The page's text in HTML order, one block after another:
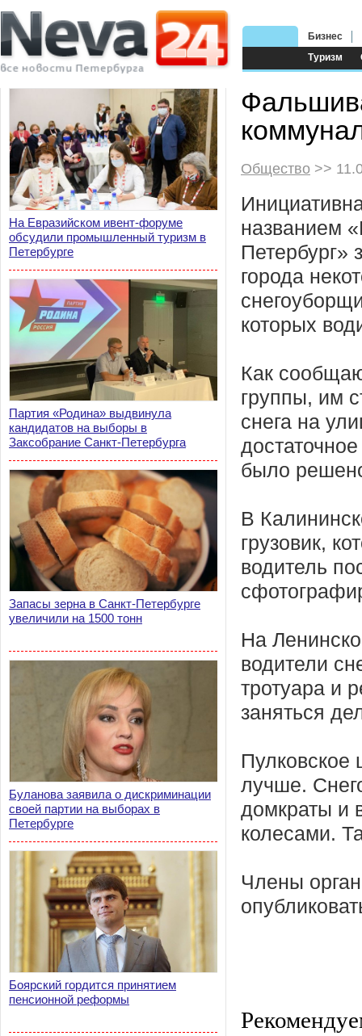
Туризм
Бизнес
На Евразийском ивент-форуме
обсудили промышленный туризм в
Петербурге
Партия «Родина» выдвинула
кандидатов на выборы в
Заксобрание Санкт-Петербурга
Запасы зерна в Санкт-Петербурге
увеличили на 1500 тонн
Буланова заявила о дискриминации
своей партии на выборах в
Петербурге
Боярский гордится принятием
пенсионной реформы
Общество >>
названием
Петербург»
города
которых
Как
группы, им
снега на
было
В
грузовик,
водитель
На
водители
тротуара и
заняться
Пулковское
лучше.
домкраты и
колесами.
Члены